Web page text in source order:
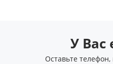
У Вас
Оставьте